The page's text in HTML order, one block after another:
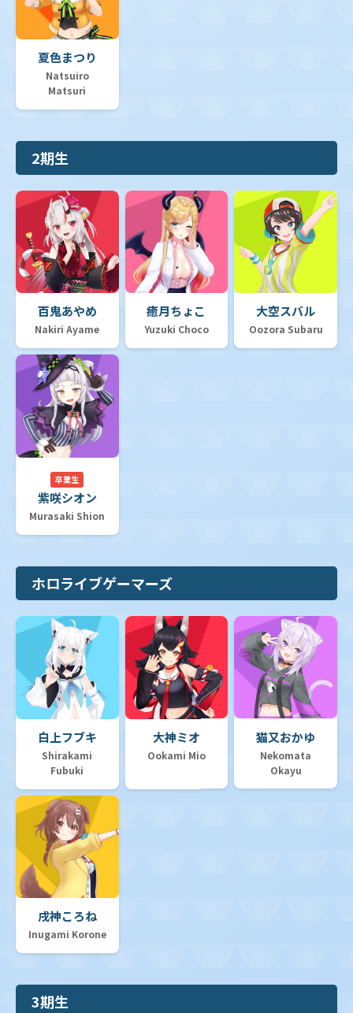
夏色まつり
Natsuiro
Matsuri
2期生
百鬼あやめ
Nakiri Ayame
癒月ちょこ
Yuzuki Choco
大空スバル
Oozora Subaru
卒業生
紫咲シオン
Murasaki Shion
ホロライブゲーマーズ
白上フブキ
Shirakami
Fubuki
大神ミオ
Ookami Mio
猫又おかゆ
Nekomata
Okayu
戌神ころね
Inugami Korone
3期生